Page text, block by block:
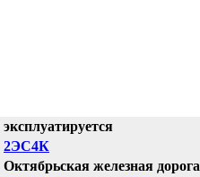
эксплуатируется
2ЭС4К
Октябрьская железная дорога